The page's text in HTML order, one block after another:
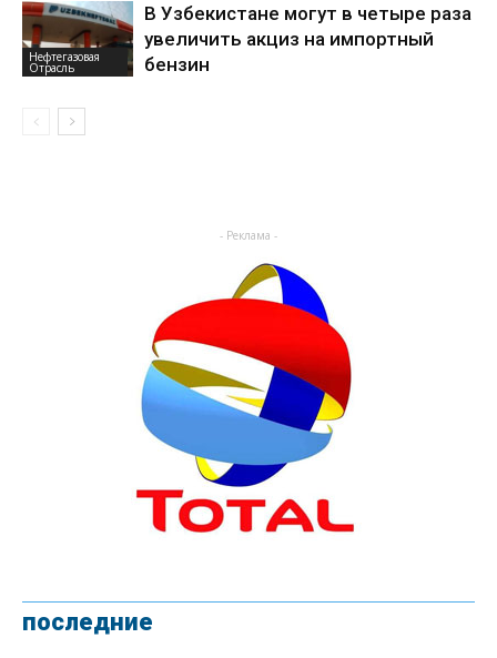
Нефтегазовая
Отрасль
В Узбекистане могут в четыре раза
увеличить акциз на импортный
бензин
- Реклама -
последние